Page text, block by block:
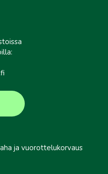
ja vuorottelukorvaus